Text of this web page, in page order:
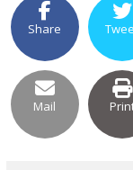
Share
Mail